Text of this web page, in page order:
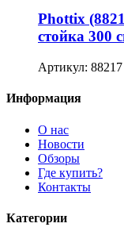
Phottix
стойка 300
Артикул: 88217
Информация
О нас
Новости
Обзоры
Где купить?
Контакты
Категории